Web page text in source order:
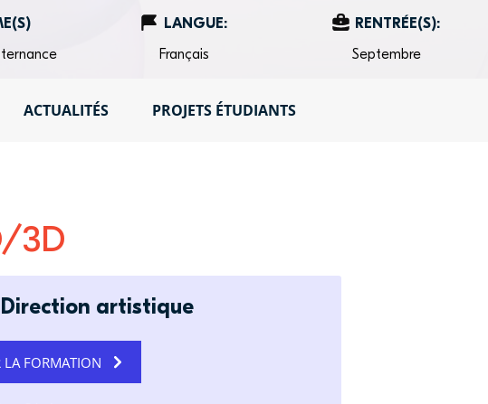
LANGUE:
Français
RENTRÉE(S):
Septembre
ACTUALITÉS PROJETS ÉTUDIANTS
3D
artistique
LA FORMATION